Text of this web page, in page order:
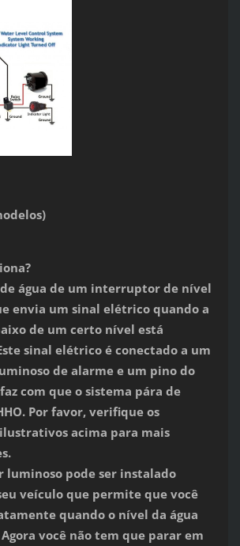
água de um interruptor de nível
envia um sinal elétrico quando a
de um certo nível está
sinal elétrico é conectado a um
de alarme e um pino do
com que o sistema pára de
Por favor, verifique os
acima para mais
luminoso pode ser instalado
veículo que permite que você
quando o nível da água
você não tem que parar em